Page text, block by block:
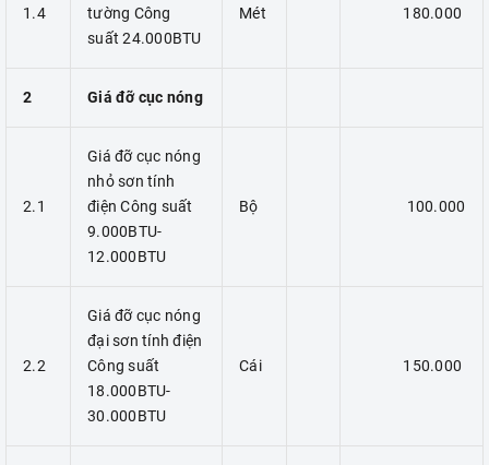
1.4
tường Công
suất 24.000BTU
Mét 180.000
2 Giá đỡ cục nóng
2.1
Giá đỡ cục nóng
nhỏ sơn tính
điện Công suất
9.000BTU-
12.000BTU
Bộ 100.000
2.2
Giá đỡ cục nóng
đại sơn tính điện
Công suất
18.000BTU-
30.000BTU
Cái 150.000